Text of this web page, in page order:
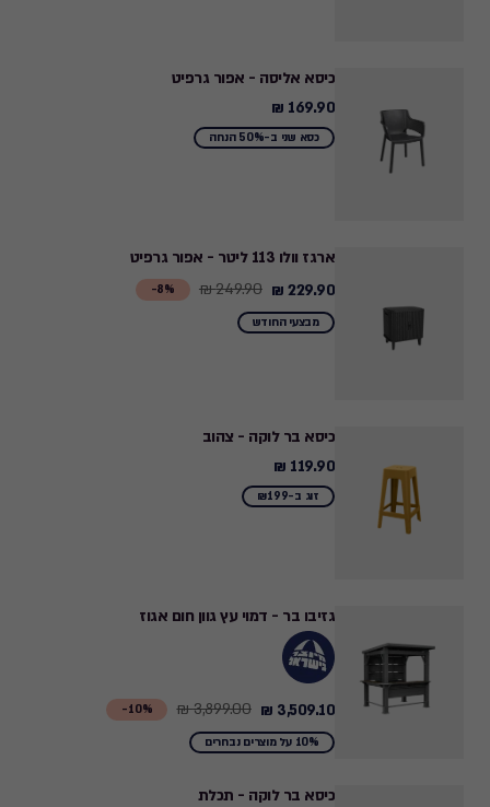
כיסא אליסה - אפור גרפיט
169.90
₪
169.90 ₪
כסא שני ב-50% הנחה
ארגז וולו 113 ליטר - אפור גרפיט
8%-
Price
from
229.90 ₪
249.90 ₪
מבצעי החודש
כיסא בר לוקה - צהוב
119.90
₪
119.90 ₪
זוג ב-₪199
גזיבו בר - דמוי עץ גוון חום אגוז
10%-
Price
from
₪
3,509.10 ₪
3,899.00 ₪
10% על מוצרים נבחרים
כיסא בר לוקה - תכלת